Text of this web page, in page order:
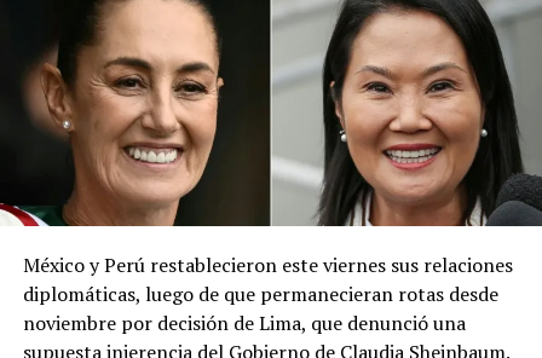
precauciones necesarias», publicó la institución en la
red social X.
El ministerio agregó que, pese a la presencia del polvo
del Sahara, se esperan lluvias durante los próximos días,
por lo que pidió a la población mantenerse atenta a la
información oficial sobre las condiciones
meteorológicas.
Las autoridades reiteraron el llamado a consultar los
canales oficiales del MARN y adoptar las medidas de
prevención necesarias para reducir los efectos de este
México y Perú restablecieron este viernes sus relaciones
diplomáticas, luego de que permanecieran rotas desde
noviembre por decisión de Lima, que denunció una
supuesta injerencia del Gobierno de Claudia Sheinbaum.